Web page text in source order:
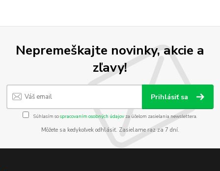
Nepremeškajte novinky, akcie a
zľavy!
Prihlásiť sa
Súhlasím sospracovaním osobných údajov za účelom zasielania newslettera.
Môžete sa kedykoľvek odhlásiť. Zasielame raz za 7 dní.